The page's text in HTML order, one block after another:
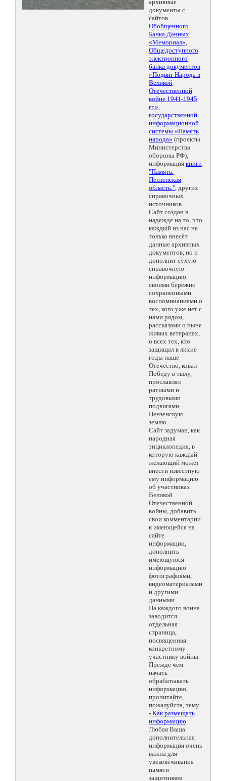
архивные
документы с
сайтов
Обобщенного
Банка Данных
«Мемориал»,
Общедоступного
электронного
банка документов
«Подвиг Народа в
Великой
Отечественной
войне 1941-1945
гг.»,
государственной
информационной
системы «Память
народа» (проекты
Министерства
обороны РФ),
информация книги
"Память.
Пензенская
область.", других
справочных
источников.
Сайт создан в
надежде на то, что
каждый из нас не
только внесёт
данные архивных
документов, но и
дополнит сухую
справочную
информацию
своими бережно
сохраненными
воспоминаниями о
тех, кого уже нет с
нами рядом,
рассказами о ныне
живых ветеранах,
о всех тех, кто
защищал в лихие
годы наше
Отечество, ковал
Победу в тылу,
прославлял
ратными и
трудовыми
подвигами
Пензенскую
землю.
Сайт задуман, как
народная
энциклопедия, в
которую каждый
желающий может
внести известную
ему информацию
об участниках
Великой
Отечественной
войны, добавить
свои комментарии
к имеющейся на
сайте
информации,
дополнить
имеющуюся
информацию
фотографиями,
видеоматериалами
и другими
данными.
На каждого воина
заводится
отдельная
страница,
посвященная
конкретному
участнику войны.
Прежде чем
начать
обрабатывать
информацию,
прочитайте,
пожалуйста, тему
- Как размещать
информацию.
Любая Ваша
дополнительная
информация очень
важна для
увековечивания
памяти
защитников